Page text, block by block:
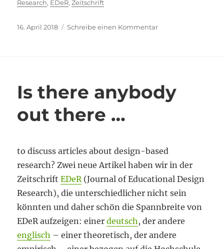
Research, EDeR,Zeitschrift
Veröffentlicht
16. April 2018 Schreibe einen Kommentarzu
Is there anybody
out there …
to discuss articles about design-based
research? Zwei neue Artikel haben wir in der
ZeitschriftEDeR(Journal of Educational Design
Research), die unterschiedlicher nicht sein
könnten und daher schön die Spannbreite von
EDeR aufzeigen: einerdeutsch, der andere
englisch – einer theoretisch, der andere